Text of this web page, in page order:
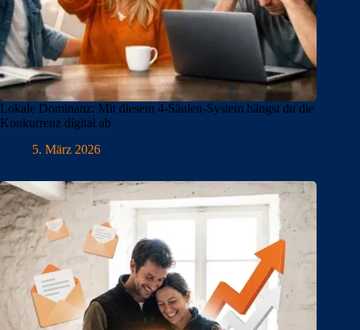
Lokale Dominanz: Mit diesem 4-Säulen-System hängst du die
Konkurrenz digital ab
5. März 2026